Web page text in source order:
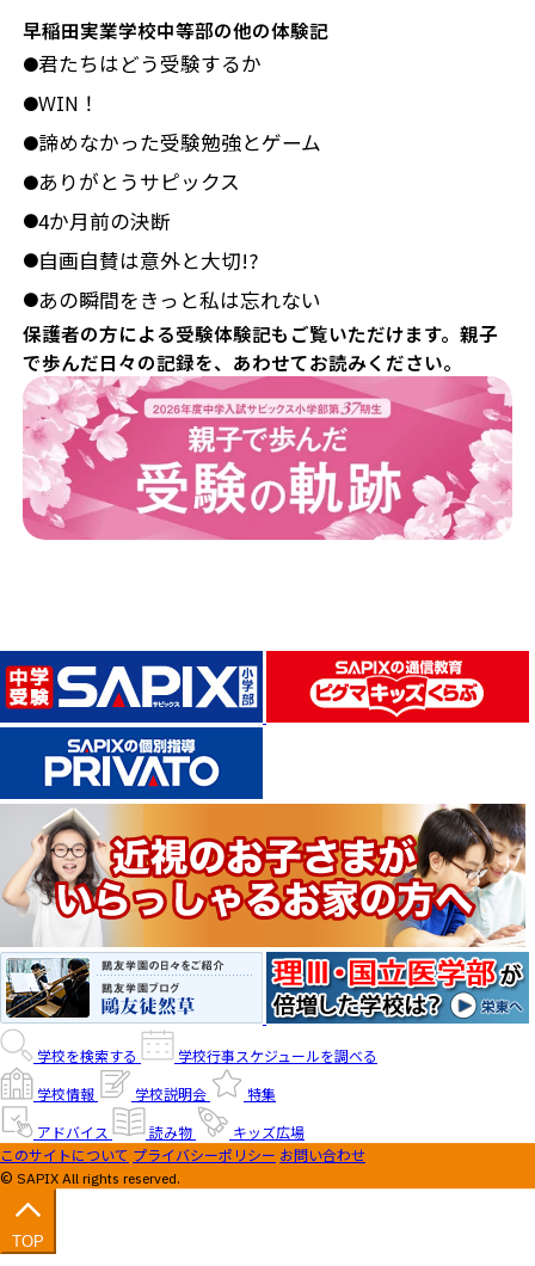
早稲田実業学校中等部の他の体験記
●君たちはどう受験するか
●WIN！
●諦めなかった受験勉強とゲーム
●ありがとうサピックス
●4か月前の決断
●自画自賛は意外と大切!?
●あの瞬間をきっと私は忘れない
保護者の方による受験体験記もご覧いただけます。親子
で歩んだ日々の記録を、あわせてお読みください。
学校を検索する
学校行事スケジュールを調べる
学校情報
学校説明会
特集
アドバイス
読み物
キッズ広場
このサイトについて プライバシーポリシー お問い合わせ
© SAPIX All rights reserved.
TOP